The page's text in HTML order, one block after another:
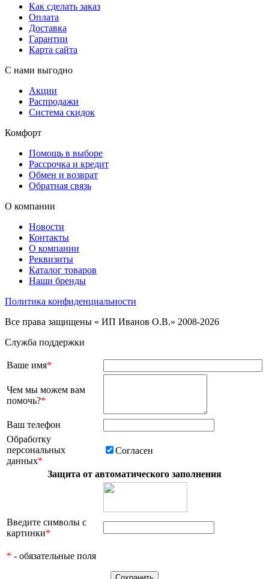
Как сделать заказ
Оплата
Доставка
Гарантии
Карта сайта
С нами выгодно
Акции
Распродажи
Система скидок
Комфорт
Помощь в выборе
Рассрочка и кредит
Обмен и возврат
Обратная связь
О компании
Новости
Контакты
О компании
Реквизиты
Каталог товаров
Наши бренды
Политика конфиденциальности
Все права защищены « ИП Иванов О.В.» 2008-2026
Служба поддержки
Ваше имя*
Чем мы можем вам
помочь?*
Ваш телефон
Обработку
персональных
данных*
Согласен
Защита от автоматического заполнения
Введите символы с
картинки*
* - обязательные поля